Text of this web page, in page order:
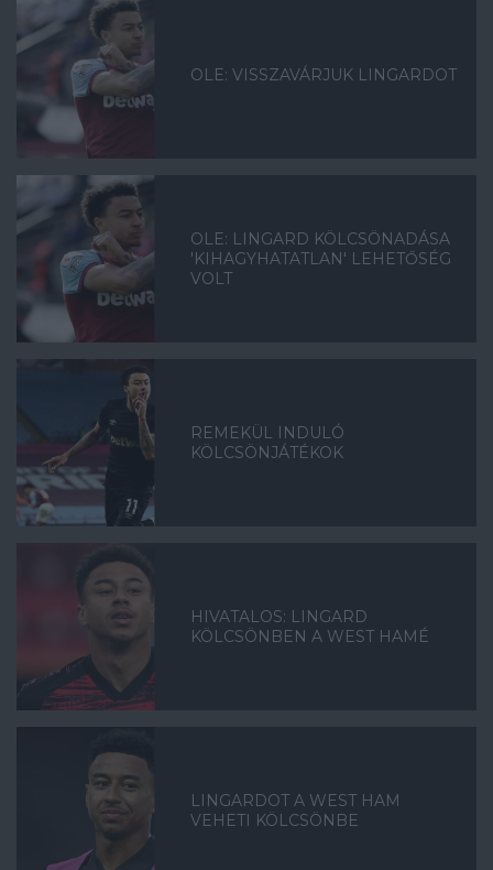
OLE: VISSZAVÁRJUK LINGARDOT
OLE: LINGARD KÖLCSÖNADÁSA
'KIHAGYHATATLAN' LEHETŐSÉG
VOLT
REMEKÜL INDULÓ
KÖLCSÖNJÁTÉKOK
HIVATALOS: LINGARD
KÖLCSÖNBEN A WEST HAMÉ
LINGARDOT A WEST HAM
VEHETI KÖLCSÖNBE